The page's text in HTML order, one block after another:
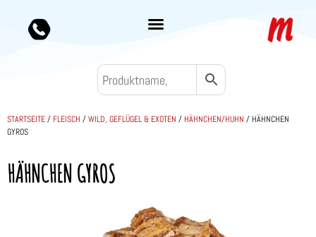
STARTSEITE/ FLEISCH /WILD, GEFLÜGEL & EXOTEN / HÄHNCHEN/HUHN / HÄHNCHEN
GYROS
HÄHNCHEN GYROS